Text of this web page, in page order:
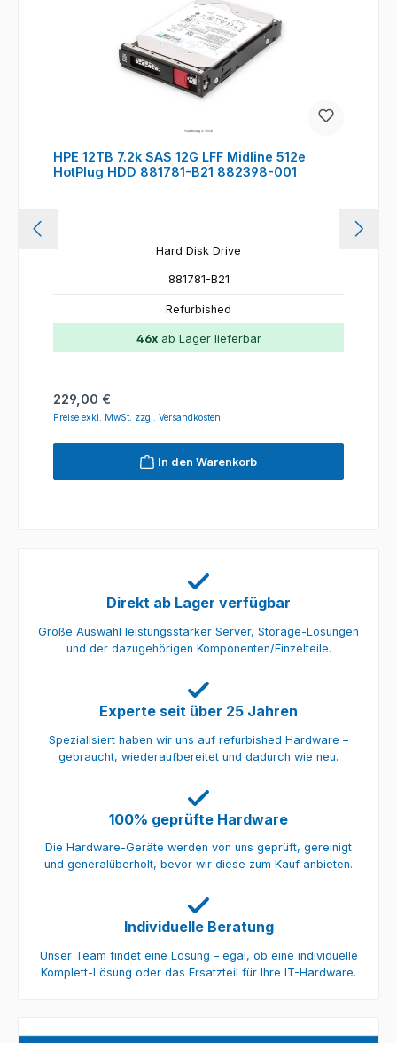
HPE 12TB 7.2k SAS 12G LFF Midline 512e
HotPlug HDD 881781-B21 882398-001
Hard Disk Drive
881781-B21
Refurbished
46xab Lager lieferbar
Regulärer Preis:
229,00 €
Preise exkl. MwSt. zzgl. Versandkosten
In den Warenkorb
Direkt ab Lager verfügbar
Große Auswahl leistungsstarker Server, Storage-Lösungen
und der dazugehörigen Komponenten/Einzelteile.
Experte seit über 25 Jahren
Spezialisiert haben wir uns auf refurbished Hardware –
gebraucht, wiederaufbereitet und dadurch wie neu.
100% geprüfte Hardware
Die Hardware-Geräte werden von uns geprüft, gereinigt
und generalüberholt, bevor wir diese zum Kauf anbieten.
Individuelle Beratung
Unser Team findet eine Lösung – egal, ob eine individuelle
Komplett-Lösung oder das Ersatzteil für Ihre IT-Hardware.
Bildergalerie überspringen